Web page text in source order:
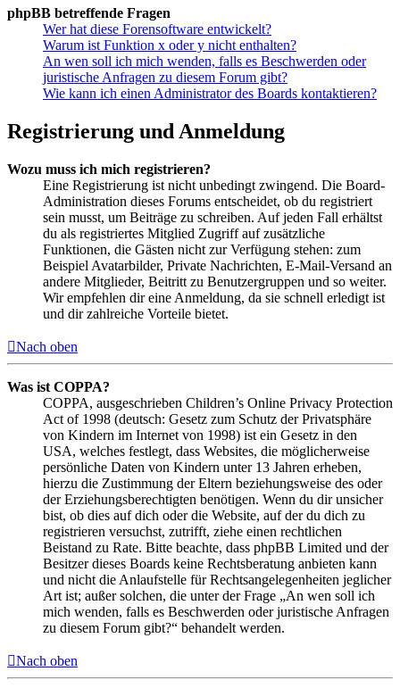
phpBB betreffende Fragen
Wer hat diese Forensoftware entwickelt?
Warum ist Funktion x oder y nicht enthalten?
An wen soll ich mich wenden, falls es Beschwerden oder
juristische Anfragen zu diesem Forum gibt?
Wie kann ich einen Administrator des Boards kontaktieren?
Registrierung und Anmeldung
Wozu muss ich mich registrieren?
Eine Registrierung ist nicht unbedingt zwingend. Die Board-
Administration dieses Forums entscheidet, ob du registriert
sein musst, um Beiträge zu schreiben. Auf jeden Fall erhältst
du als registriertes Mitglied Zugriff auf zusätzliche
Funktionen, die Gästen nicht zur Verfügung stehen: zum
Beispiel Avatarbilder, Private Nachrichten, E-Mail-Versand an
andere Mitglieder, Beitritt zu Benutzergruppen und so weiter.
Wir empfehlen dir eine Anmeldung, da sie schnell erledigt ist
und dir zahlreiche Vorteile bietet.
Nach oben
Was ist COPPA?
COPPA, ausgeschrieben Children’s Online Privacy Protection
Act of 1998 (deutsch: Gesetz zum Schutz der Privatsphäre
von Kindern im Internet von 1998) ist ein Gesetz in den
USA, welches festlegt, dass Websites, die möglicherweise
persönliche Daten von Kindern unter 13 Jahren erheben,
hierzu die Zustimmung der Eltern beziehungsweise des oder
der Erziehungsberechtigten benötigen. Wenn du dir unsicher
bist, ob dies auf dich oder die Website, auf der du dich zu
registrieren versuchst, zutrifft, ziehe einen rechtlichen
Beistand zu Rate. Bitte beachte, dass phpBB Limited und der
Besitzer dieses Boards keine Rechtsberatung anbieten kann
und nicht die Anlaufstelle für Rechtsangelegenheiten jeglicher
Art ist; außer solchen, die unter der Frage „An wen soll ich
mich wenden, falls es Beschwerden oder juristische Anfragen
zu diesem Forum gibt?“ behandelt werden.
Nach oben